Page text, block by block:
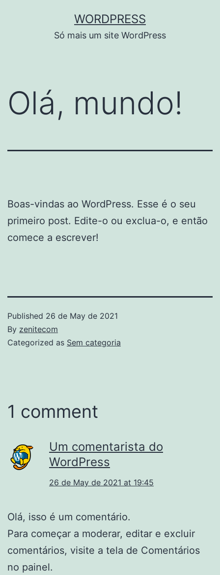
WORDPRESS
Só mais um site WordPress
Olá, mundo!
Boas-vindas ao WordPress. Esse é o seu
primeiro post. Edite-o ou exclua-o, e então
comece a escrever!
Published 26 de May de 2021
By zenitecom
Categorized as Sem categoria
1 comment
Um comentarista do
WordPress
26 de May de 2021 at 19:45
Olá, isso é um comentário.
Para começar a moderar, editar e excluir
comentários, visite a tela de Comentários
no painel.